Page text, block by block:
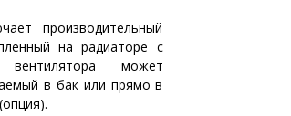
производительный
на радиаторе с
может
в бак или прямо в